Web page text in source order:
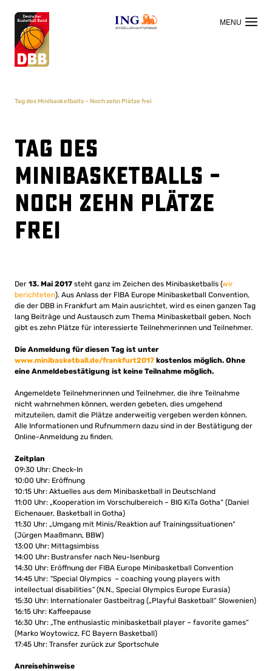
OFFIZIELLER HAUPTSPONSOR
Tag des Minibasketballs – Noch zehn Plätze frei
Tag des
Minibasketballs –
Noch zehn Plätze
frei
Der 13. Mai 2017 steht ganz im Zeichen des Minibasketballs (wir
berichteten). Aus Anlass der FIBA Europe Minibasketball Convention,
die der DBB in Frankfurt am Main ausrichtet, wird es einen ganzen Tag
lang Beiträge und Austausch zum Thema Minibasketball geben. Noch
gibt es zehn Plätze für interessierte Teilnehmerinnen und Teilnehmer.
Die Anmeldung für diesen Tag ist unter
www.minibasketball.de/frankfurt2017 kostenlos möglich. Ohne
eine Anmeldebestätigung ist keine Teilnahme möglich.
Angemeldete Teilnehmerinnen und Teilnehmer, die ihre Teilnahme
nicht wahrnehmen können, werden gebeten, dies umgehend
mitzuteilen, damit die Plätze anderweitig vergeben werden können.
Alle Informationen und Rufnummern dazu sind in der Bestätigung der
Online-Anmeldung zu finden.
Zeitplan
09:30 Uhr: Check-In
10:00 Uhr: Eröffnung
10:15 Uhr: Aktuelles aus dem Minibasketball in Deutschland
11:00 Uhr: „Kooperation im Vorschulbereich – BIG KiTa Gotha“ (Daniel
Eichenauer, Basketball in Gotha)
11:30 Uhr: „Umgang mit Minis/Reaktion auf Trainingssituationen“
(Jürgen Maaßmann, BBW)
13:00 Uhr: Mittagsimbiss
14:00 Uhr: Bustransfer nach Neu-Isenburg
14:30 Uhr: Eröffnung der FIBA Europe Minibasketball Convention
14:45 Uhr: “Special Olympics – coaching young players with
intellectual disabilities” (N.N., Special Olympics Europe Eurasia)
15:30 Uhr: Internationaler Gastbeitrag („Playful Basketball“ Slowenien)
16:15 Uhr: Kaffeepause
16:30 Uhr: „The enthusiastic minibasketball player – favorite games“
(Marko Woytowicz, FC Bayern Basketball)
17:45 Uhr: Transfer zurück zur Sportschule
Anreisehinweise